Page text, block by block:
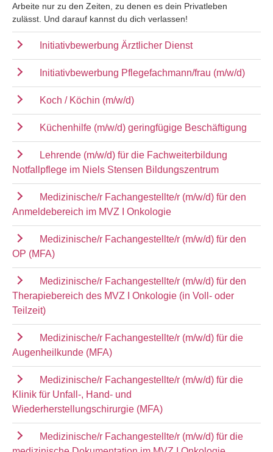
Arbeite nur zu den Zeiten, zu denen es dein Privatleben
zulässt. Und darauf kannst du dich verlassen!
Initiativbewerbung Ärztlicher Dienst
Initiativbewerbung Pflegefachmann/frau (m/w/d)
Koch / Köchin (m/w/d)
Küchenhilfe (m/w/d) geringfügige Beschäftigung
Lehrende (m/w/d) für die Fachweiterbildung
Notfallpflege im Niels Stensen Bildungszentrum
Medizinische/r Fachangestellte/r (m/w/d) für den
Anmeldebereich im MVZ I Onkologie
Medizinische/r Fachangestellte/r (m/w/d) für den
OP (MFA)
Medizinische/r Fachangestellte/r (m/w/d) für den
Therapiebereich des MVZ I Onkologie (in Voll- oder
Teilzeit)
Medizinische/r Fachangestellte/r (m/w/d) für die
Augenheilkunde (MFA)
Medizinische/r Fachangestellte/r (m/w/d) für die
Klinik für Unfall-, Hand- und
Wiederherstellungschirurgie (MFA)
Medizinische/r Fachangestellte/r (m/w/d) für die